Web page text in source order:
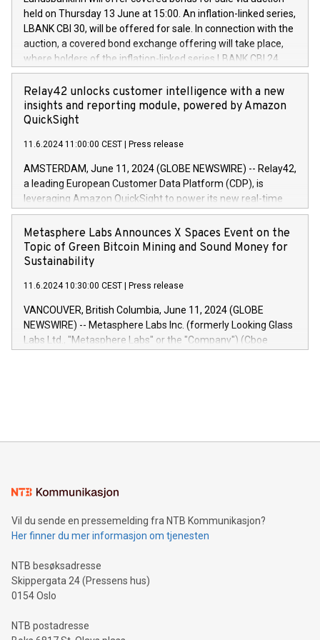
Council of 16 April 2014 (“MAR”) (save for the rules on share
buyback programmes set out in MAR article 5) and the
Commission Delegated Regulation (EU) 2016/1052, also
referred to as the Safe Harbour rules. Trading dayNumber of
shares bought backAverage transaction priceAmount
25478,1001,023.01489,100,86026:3 June
20247,0001,050.597,354,13027:4 June
20245,0001,055.705,278,50028:6
June20243,0001,096.273,288,81029:7 June
held on Thursday 13 June at 15:00. An inflation-linked series,
LBANK CBI 30, will be offered for sale. In connection with the
auction, a covered bond exchange offering will take place,
where holders of the inflation-linked series LBANK CBI 24
can sell the covered bonds in the series against covered
bonds bought in the above-mentioned auction. The clean
price of the bonds is predefined at 99,594. Expected
settlement date is 20 June 2024. Covered bonds issued by
Ratings. Landsbankinn Capital Markets will manage the
auction. For further information, please call +354 410 7330
or email verdbrefamidlun@landsbankinn.is.
Relay42 unlocks customer intelligence with a new
insights and reporting module, powered by Amazon
QuickSight
11.6.2024 11:00:00 CEST Press release
AMSTERDAM, June 11, 2024 (GLOBE NEWSWIRE) -- Relay42,
a leading European Customer Data Platform (CDP), is
leveraging Amazon QuickSight to power its new real-time
customer intelligence, reporting, and dashboard module.
Harnessing the breadth and quality of customer data, the
new Insights module empowers marketing teams to dive
deep into customer behaviors and gain invaluable insights
online, offline, paid, and owned marketing channels. Preview
of the Relay42 Insights module, in pre-beta version Key
capabilities of the Relay42 Insights module include: Deep
insights into customer behaviors: With the Relay42 Insights
module, marketers can ask unlimited questions about their
Metasphere Labs Announces X Spaces Event on the
Topic of Green Bitcoin Mining and Sound Money for
Sustainability
11.6.2024 10:30:00 CEST Press release
VANCOUVER, British Columbia, June 11, 2024 (GLOBE
NEWSWIRE) -- Metasphere Labs Inc. (formerly Looking Glass
Labs Ltd., "Metasphere Labs" or the "Company") (Cboe
mining.Energy Market Dynamics: Explore how Bitcoin mining
mining.Sound Money: Discover how tamper-proof currency
neutral payment systems support humanitarian
projects.Carbon Footprint: Compare Bitcoin's environmental
event and dive into the critical topics of Bitcoin
Vil du sende en pressemelding fra NTB Kommunikasjon?
Her finner du mer informasjon om tjenesten
NTB besøksadresse
Skippergata 24 (Pressens hus)
0154 Oslo
NTB postadresse